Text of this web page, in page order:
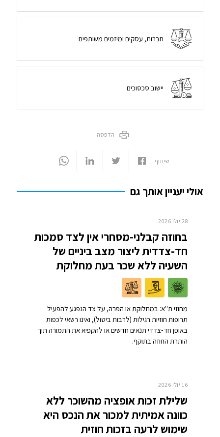
חברות, עסקים ומיזמים משותפים
יישוב סכסוכים
הדפסה
שיתוף
אולי יעניין אותך גם
28 יולי 2026
בחוזה קבלני-מסחרי אין לצד סמכות
חד-צדדית ליצור מצב ביניים של
השעיה ללא שכר בעת מחלוקת
מחוזי ת"א: במחלוקת או הפרה, על צד הנפגע להפעיל
תרופות חוזיות רגילות (לרבות ביטול), ואינו רשאי לכפות
באופן חד-צדדי תנאים חדשים או להקפיא את התמורה תוך
הותרת החוזה בתוקף.
16 יולי 2026
שלילת זכות אופציה מהשוכר ללא
כוונה אמיתית למכור את הנכס היא
שימוש לרעה בזכות חוזית